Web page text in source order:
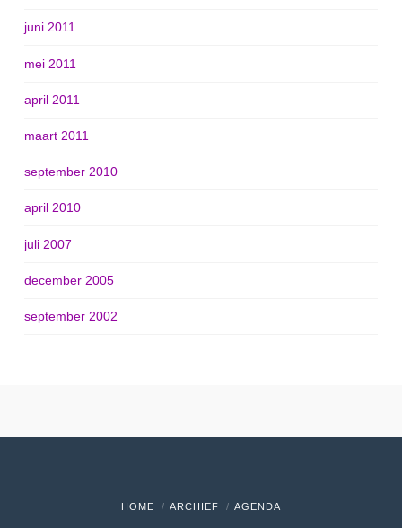
juni 2011
mei 2011
april 2011
maart 2011
september 2010
april 2010
juli 2007
december 2005
september 2002
HOME ARCHIEF AGENDA